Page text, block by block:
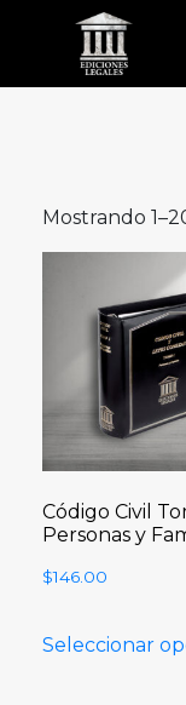
Mostrando
Código Civil
Personas y
$146.00
Seleccionar